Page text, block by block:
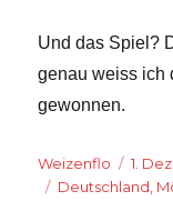
Und das Spiel?
genau weiss ich
gewonnen.
Autor
Weizenflo
am
1.
Schlagwörter
Deutschland